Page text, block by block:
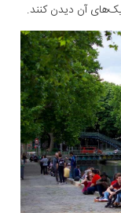
آن دیدن کنند.